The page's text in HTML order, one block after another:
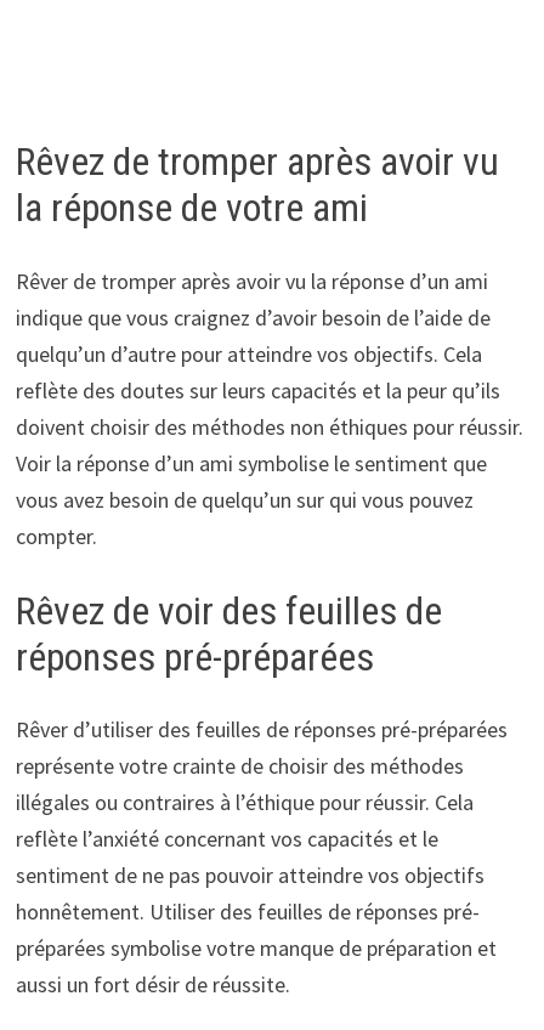
Rêvez de tromper après avoir vu
la réponse de votre ami
Rêver de tromper après avoir vu la réponse d’un ami
indique que vous craignez d’avoir besoin de l’aide de
quelqu’un d’autre pour atteindre vos objectifs. Cela
reflète des doutes sur leurs capacités et la peur qu’ils
doivent choisir des méthodes non éthiques pour réussir.
Voir la réponse d’un ami symbolise le sentiment que
vous avez besoin de quelqu’un sur qui vous pouvez
compter.
Rêvez de voir des feuilles de
réponses pré-préparées
Rêver d’utiliser des feuilles de réponses pré-préparées
représente votre crainte de choisir des méthodes
illégales ou contraires à l’éthique pour réussir. Cela
reflète l’anxiété concernant vos capacités et le
sentiment de ne pas pouvoir atteindre vos objectifs
honnêtement. Utiliser des feuilles de réponses pré-
préparées symbolise votre manque de préparation et
aussi un fort désir de réussite.